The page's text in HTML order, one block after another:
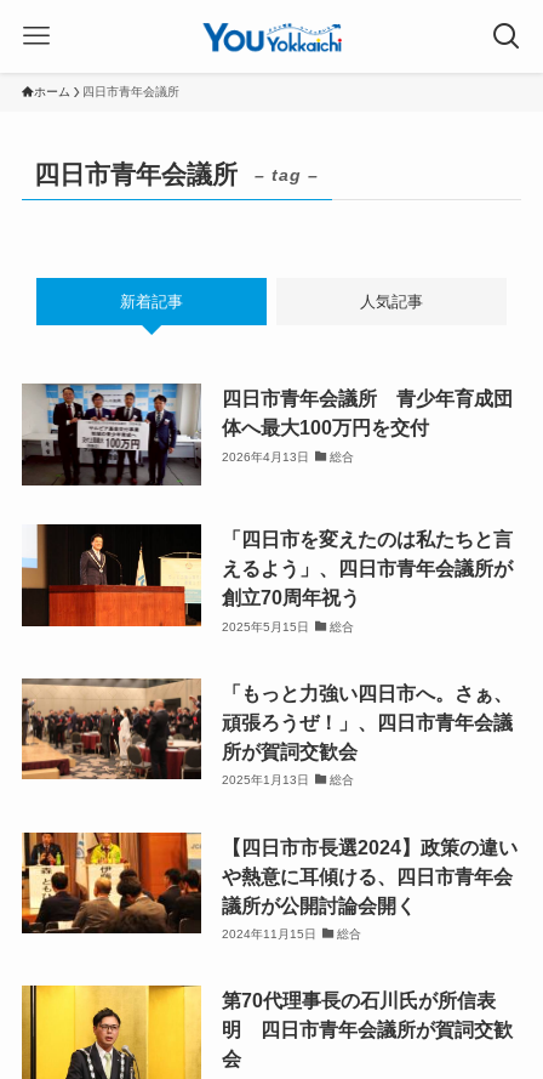
ホーム 四日市青年会議所
四日市青年会議所 – tag –
新着記事 人気記事
四日市青年会議所 青少年育成団
体へ最大100万円を交付
2026年4月13日 総合
「四日市を変えたのは私たちと言
えるよう」、四日市青年会議所が
創立70周年祝う
2025年5月15日 総合
「もっと力強い四日市へ。さぁ、
頑張ろうぜ！」、四日市青年会議
所が賀詞交歓会
2025年1月13日 総合
【四日市市長選2024】政策の違い
や熱意に耳傾ける、四日市青年会
議所が公開討論会開く
2024年11月15日 総合
第70代理事長の石川氏が所信表
明 四日市青年会議所が賀詞交歓
会